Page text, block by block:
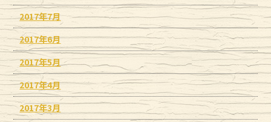
2017年7月
2017年6月
2017年5月
2017年4月
2017年3月